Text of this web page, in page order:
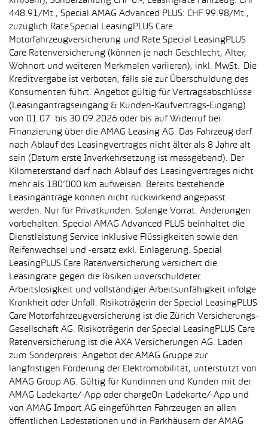
448.91/Mt., Special AMAG Advanced PLUS: CHF 99.98/Mt.,
zuzüglich Rate Special LeasingPLUS Care
Motorfahrzeugversicherung und Rate Special LeasingPLUS
Care Ratenversicherung (können je nach Geschlecht, Alter,
Wohnort und weiteren Merkmalen variieren), inkl. MwSt. Die
Kreditvergabe ist verboten, falls sie zur Überschuldung des
Konsumenten führt. Angebot gültig für Vertragsabschlüsse
(Leasingantragseingang & Kunden-Kaufvertrags-Eingang)
von 01.07. bis 30.09.2026 oder bis auf Widerruf bei
Finanzierung über die AMAG Leasing AG. Das Fahrzeug darf
nach Ablauf des Leasingvertrages nicht älter als 8 Jahre alt
sein (Datum erste Inverkehrsetzung ist massgebend). Der
Kilometerstand darf nach Ablauf des Leasingvertrages nicht
mehr als 180’000 km aufweisen. Bereits bestehende
Leasinganträge können nicht rückwirkend angepasst
werden. Nur für Privatkunden. Solange Vorrat. Änderungen
vorbehalten. Special AMAG Advanced PLUS beinhaltet die
Dienstleistung Service inklusive Flüssigkeiten sowie den
Reifenwechsel und -ersatz exkl. Einlagerung. Special
LeasingPLUS Care Ratenversicherung versichert die
Leasingrate gegen die Risiken unverschuldeter
Arbeitslosigkeit und vollständiger Arbeitsunfähigkeit infolge
Krankheit oder Unfall. Risikoträgerin der Special LeasingPLUS
Care Motorfahrzeugversicherung ist die Zürich Versicherungs-
Gesellschaft AG. Risikoträgerin der Special LeasingPLUS Care
Ratenversicherung ist die AXA Versicherungen AG. Laden
zum Sonderpreis: Angebot der AMAG Gruppe zur
langfristigen Förderung der Elektromobilität, unterstützt von
AMAG Group AG. Gültig für Kundinnen und Kunden mit der
AMAG Ladekarte/-App oder chargeOn-Ladekarte/-App und
von AMAG Import AG eingeführten Fahrzeugen an allen
öffentlichen Ladestationen und in Parkhäusern der AMAG